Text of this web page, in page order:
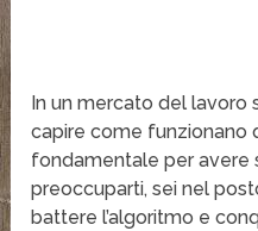
In un mercato del
capire come funzionano
fondamentale per avere
preoccuparti, sei nel
battere l’algoritmo e